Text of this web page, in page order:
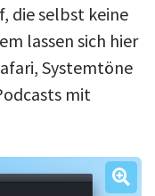
die selbst keine
lassen sich hier
Systemtöne
mit